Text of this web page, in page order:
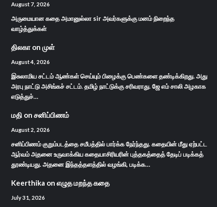
August 7, 2026
அருமையான கதை அமானுல்லா sir அவர்களுக்கு மனம் நிறைந்த
வாழ்த்துக்கள்
திலகா on முள்
August 4, 2026
இசுலாமிய சட்டம் ஆண்கள் செய்யும் பிழைக்கு பெண்களை தண்டிக்கிறது. அது
அரபு நாட்டு அசிங்கச் சட்டம். தமிழ் நாட்டுக்கு சரிவராது. ஜே எம் சாலி அழகாக
எடுத்துச்…
மதி on சனிப்பிணம்
August 2, 2026
சனிப்பிணம் குறும்படத்தை சமீபத்தில் பார்க்க நேர்ந்தது. கதையின் மீது ஏற்பட்ட
ஆர்வம் அதனை உருவாக்கிய கதையாசிரியரின் புத்தகத்தைத் தேடிப் படிக்கத்
தூண்டியது. அதனை இந்தத்தளத்தில் வழங்கி, படிக்க…
Keerthika on எழுத மறந்த கதை
July 31, 2026